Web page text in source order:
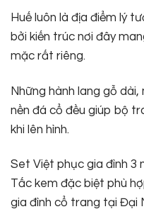
Huế luôn là địa điểm lý
bởi kiến trúc nơi đây
mặc rất riêng.
Những hành lang gỗ
nền đá cổ đều giúp bộ
khi lên hình.
Set Việt phục gia đình 3
Tấc kem đặc biệt phù
gia đình cổ trang tại Đại